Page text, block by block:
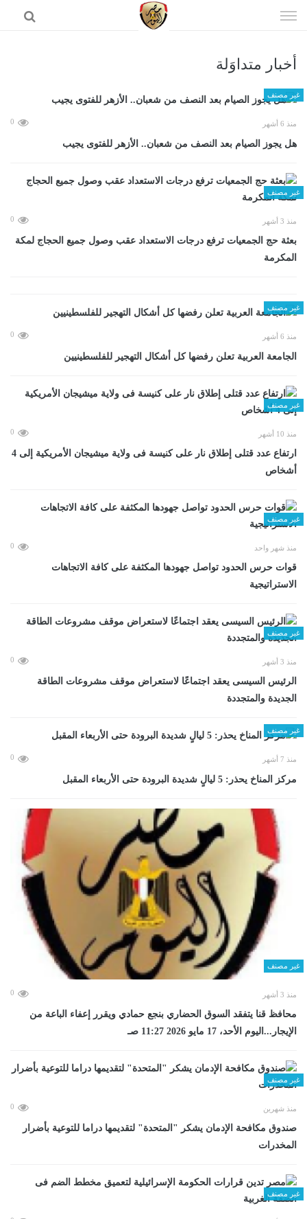
الى
أخبار متداوَلة
غير مصنف
منذ 6 أشهر 0
هل يجوز الصيام بعد النصف من شعبان.. الأزهر للفتوى يجيب
غير مصنف
منذ 3 أشهر 0
بعثة حج الجمعيات ترفع درجات الاستعداد عقب وصول جميع الحجاج لمكة
المكرمة
غير مصنف
منذ 6 أشهر 0
الجامعة العربية تعلن رفضها كل أشكال التهجير للفلسطينيين
غير مصنف
منذ 10 أشهر 0
ارتفاع عدد قتلى إطلاق نار على كنيسة فى ولاية ميشيجان الأمريكية إلى 4
أشخاص
غير مصنف
منذ شهر واحد 0
قوات حرس الحدود تواصل جهودها المكثفة على كافة الاتجاهات
الاستراتيجية
غير مصنف
منذ 3 أشهر 0
الرئيس السيسى يعقد اجتماعًا لاستعراض موقف مشروعات الطاقة
الجديدة والمتجددة
غير مصنف
منذ 7 أشهر 0
مركز المناخ يحذر: 5 ليالٍ شديدة البرودة حتى الأربعاء المقبل
غير مصنف
منذ 3 أشهر 0
محافظ قنا يتفقد السوق الحضاري بنجع حمادي ويقرر إعفاء الباعة من
الإيجار...اليوم الأحد، 17 مايو 2026 11:27 صـ
غير مصنف
منذ شهرين 0
صندوق مكافحة الإدمان يشكر "المتحدة" لتقديمها دراما للتوعية بأضرار
المخدرات
غير مصنف